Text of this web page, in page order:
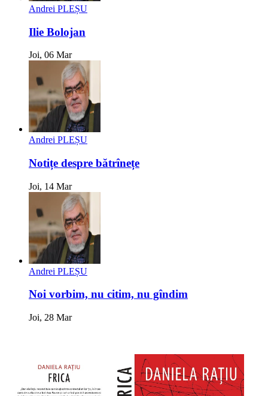
Andrei PLEȘU
Ilie Bolojan
Joi, 06 Mar
Andrei PLEȘU
Notițe despre bătrînețe
Joi, 14 Mar
Andrei PLEȘU
Noi vorbim, nu citim, nu gîndim
Joi, 28 Mar